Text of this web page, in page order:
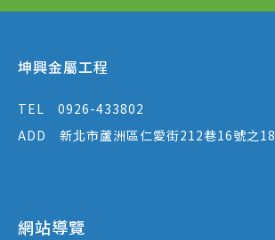
坤興金屬工程
TEL
0926-433802
ADD
新北市蘆洲區仁愛街212巷16號之18
網站導覽